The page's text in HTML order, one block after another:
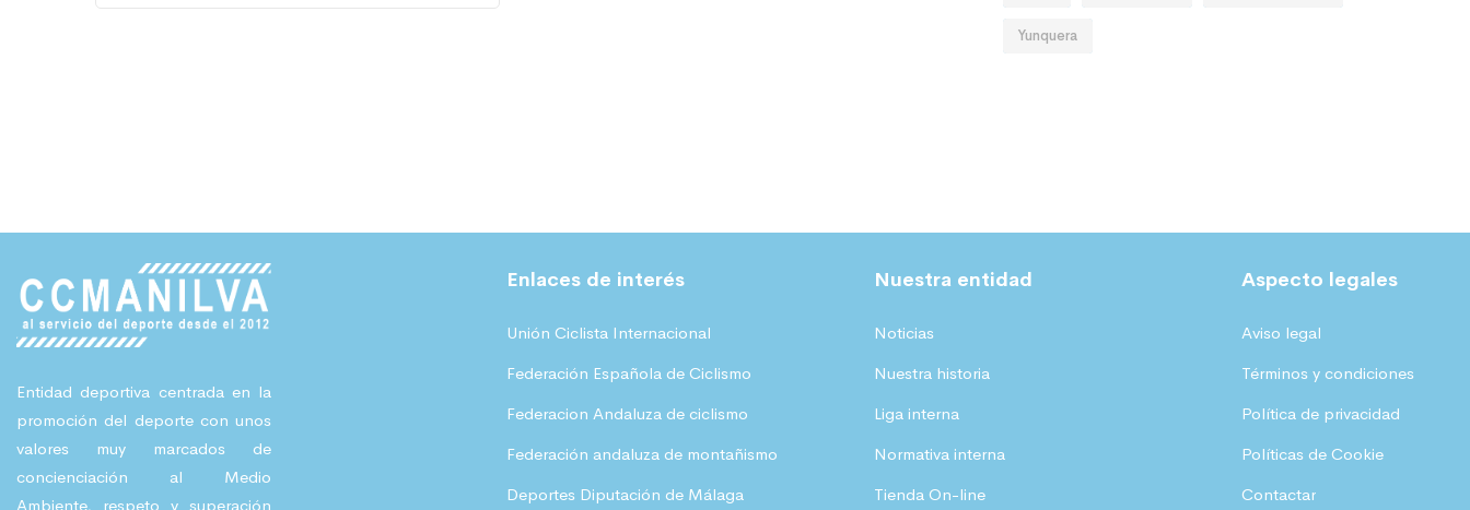
Yunquera
Entidad deportiva centrada en la
promoción del deporte con unos
valores muy marcados de
concienciación al Medio
Ambiente, respeto y superación
Enlaces de interés
Unión Ciclista Internacional
Federación Española de Ciclismo
Federacion Andaluza de ciclismo
Federación andaluza de montañismo
Deportes Diputación de Málaga
Nuestra entidad
Noticias
Nuestra historia
Liga interna
Normativa interna
Tienda On-line
Aspecto legales
Aviso legal
Términos y condiciones
Política de privacidad
Políticas de Cookie
Contactar